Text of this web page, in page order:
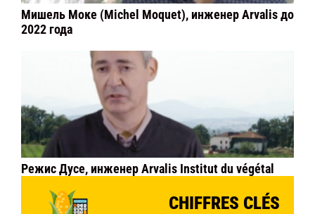
Мишель Моке (Michel Moquet), инженер Arvalis до
2022 года
Режис Дусе, инженер Arvalis Institut du végétal
CHIFFRES CLÉS